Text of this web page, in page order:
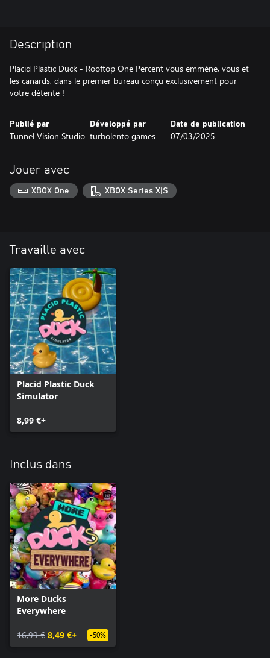
Description
Placid Plastic Duck - Rooftop One Percent vous emmène, vous et
les canards, dans le premier bureau conçu exclusivement pour
votre détente !
Publié par
Tunnel Vision Studio
Développé par
turbolento games
Date de publication
07/03/2025
Jouer avec
XBOX One XBOX Series X|S
Travaille avec
Placid Plastic Duck
Simulator
8,99 €+
Inclus dans
More Ducks
Everywhere
16,99 € 8,49 €+ -50%